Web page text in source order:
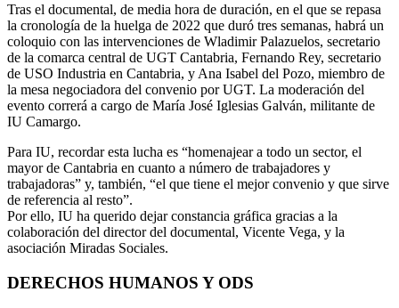
Tras el documental, de media hora de duración, en el que se repasa
la cronología de la huelga de 2022 que duró tres semanas, habrá un
coloquio con las intervenciones de Wladimir Palazuelos, secretario
de la comarca central de UGT Cantabria, Fernando Rey, secretario
de USO Industria en Cantabria, y Ana Isabel del Pozo, miembro de
la mesa negociadora del convenio por UGT. La moderación del
evento correrá a cargo de María José Iglesias Galván, militante de
IU Camargo.
Para IU, recordar esta lucha es “homenajear a todo un sector, el
mayor de Cantabria en cuanto a número de trabajadores y
trabajadoras” y, también, “el que tiene el mejor convenio y que sirve
de referencia al resto”.
Por ello, IU ha querido dejar constancia gráfica gracias a la
colaboración del director del documental, Vicente Vega, y la
asociación Miradas Sociales.
DERECHOS HUMANOS Y ODS